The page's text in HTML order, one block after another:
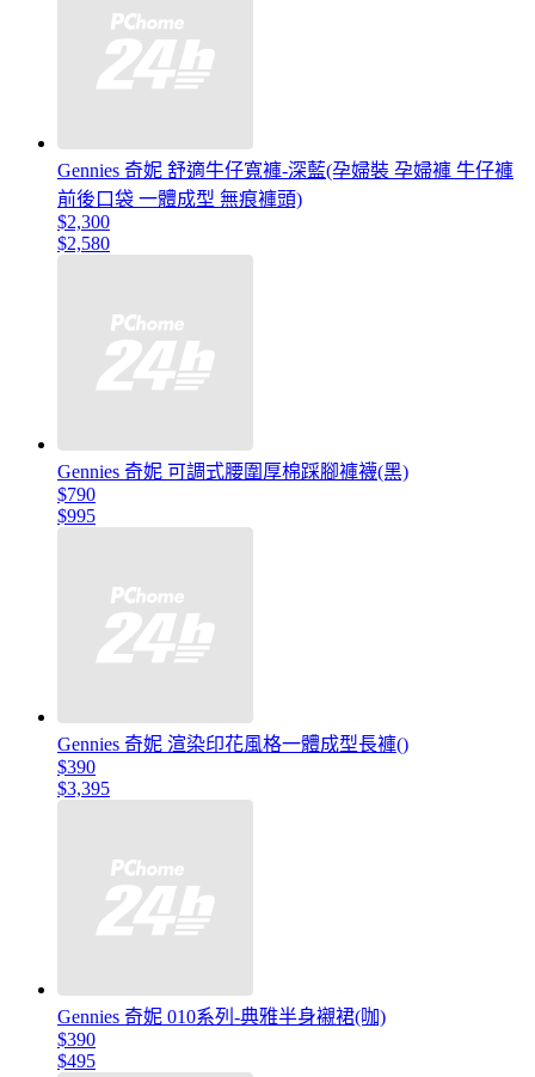
Gennies 奇妮 舒適牛仔寬褲-深藍(孕婦裝 孕婦褲 牛仔褲
前後口袋 一體成型 無痕褲頭)
$2,300
$2,580
Gennies 奇妮 可調式腰圍厚棉踩腳褲襪(黑)
$790
$995
Gennies 奇妮 渲染印花風格一體成型長褲()
$390
$3,395
Gennies 奇妮 010系列-典雅半身襯裙(咖)
$390
$495